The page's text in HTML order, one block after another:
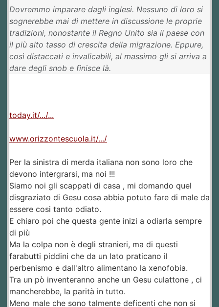
Dovremmo imparare dagli inglesi. Nessuno di loro si
sognerebbe mai di mettere in discussione le proprie
tradizioni, nonostante il Regno Unito sia il paese con
il più alto tasso di crescita della migrazione. Eppure,
così distaccati e invalicabili, al massimo gli si arriva a
dare degli snob e finisce là.
today.it/.../...
www.orizzontescuola.it/.../
Per la sinistra di merda italiana non sono loro che
devono intergrarsi, ma noi !!!
Siamo noi gli scappati di casa , mi domando quel
disgraziato di Gesu cosa abbia potuto fare di male da
essere cosi tanto odiato.
E chiaro poi che questa gente inizi a odiarla sempre
di più
Ma la colpa non è degli stranieri, ma di questi
farabutti piddini che da un lato praticano il
perbenismo e dall'altro alimentano la xenofobia.
Tra un pò inventeranno anche un Gesu culattone , ci
mancherebbe, la parità in tutto.
Meno male che sono talmente deficenti che non si